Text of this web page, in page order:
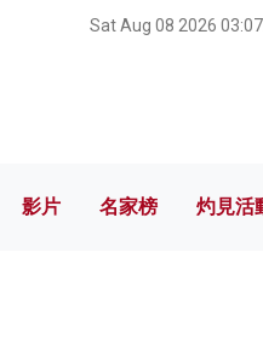
Sat Aug 08 2026
影片 名家榜 灼見活